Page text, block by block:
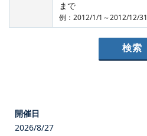
まで
例：2012/1/1～2012/12/31
2026/8/27